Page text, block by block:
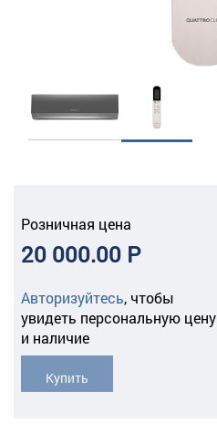
Розничная цена
20 000.00 Р
Авторизуйтесь, чтобы
увидеть персональную цену
и наличие
Купить